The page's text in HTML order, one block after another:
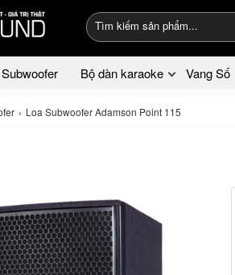
Bộ dàn karaoke Vang Số
Loa Subwoofer Adamson Point 115